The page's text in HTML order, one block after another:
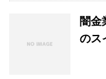
闇金
のス